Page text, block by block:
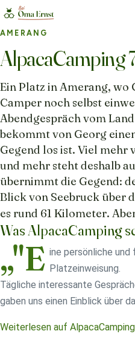
AMERANG
AlpacaCamping
Ein Platz in Amerang, wo
Camper noch selbst
Abendgespräch vom
bekommt von Georg
Gegend los ist. Viel mehr
und mehr steht deshalb
übernimmt die Gegend:
Blick von Seebruck über
es rund 61 Kilometer.
Was AlpacaCamping
„"E ine persönliche und
Platzeinweisung.
Tägliche interessante
gaben uns einen Einblick über
Weiterlesen auf